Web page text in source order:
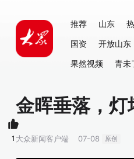
推荐 山东
国资
开放山东
果然视频
青未
金晖垂落，
大众新闻客户端 07-08 原创
1